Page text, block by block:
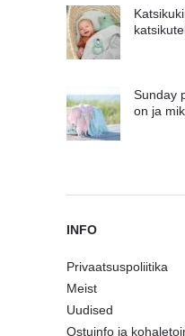
Sunday
on ja
INFO
Privaatsuspoliitika
Meist
Uudised
Ostuinfo ja